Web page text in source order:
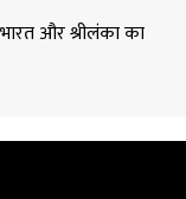
और श्रीलंका का